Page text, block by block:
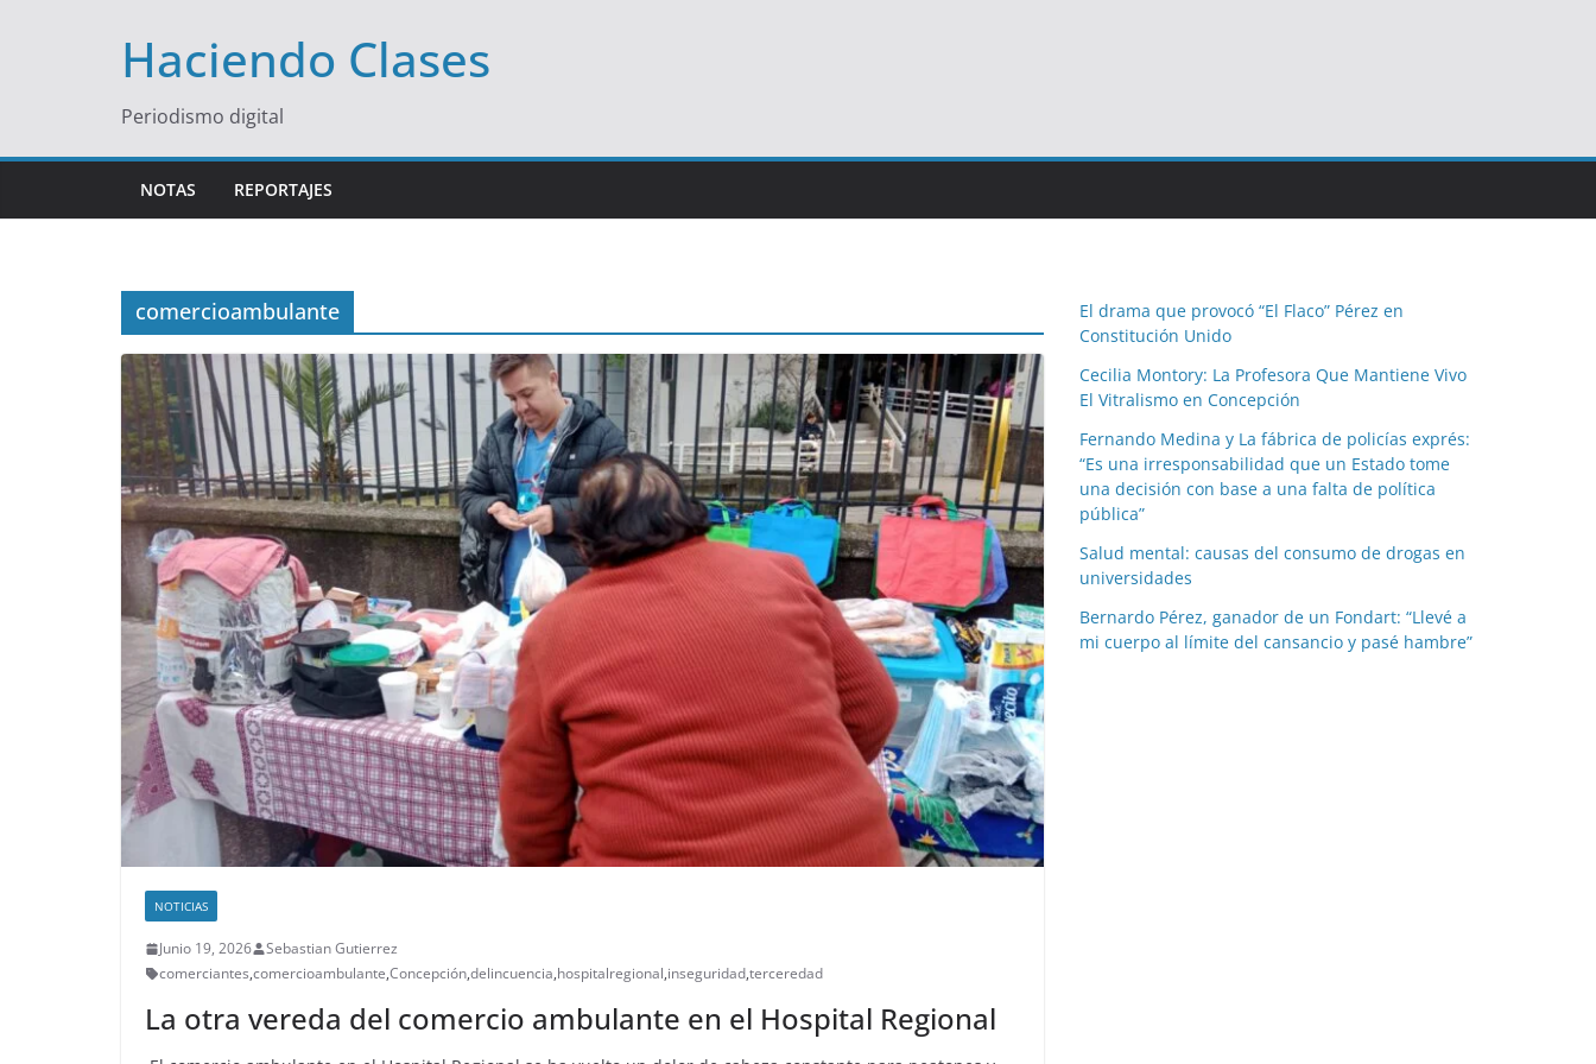
Haciendo Clases
Periodismo digital
NOTAS REPORTAJES
comercioambulante
NOTICIAS
Junio 19, 2026
Sebastian Gutierrez
comerciantes,comercioambulante,Concepción,delincuencia,hospitalregional,inseguridad,terceredad
La otra vereda del comercio ambulante en el Hospital Regional
El drama que provocó “El Flaco” Pérez en
Constitución Unido
Cecilia Montory: La Profesora Que Mantiene Vivo
El Vitralismo en Concepción
Fernando Medina y La fábrica de policías exprés:
“Es una irresponsabilidad que un Estado tome
una decisión con base a una falta de política
pública”
Salud mental: causas del consumo de drogas en
universidades
Bernardo Pérez, ganador de un Fondart: “Llevé a
mi cuerpo al límite del cansancio y pasé hambre”